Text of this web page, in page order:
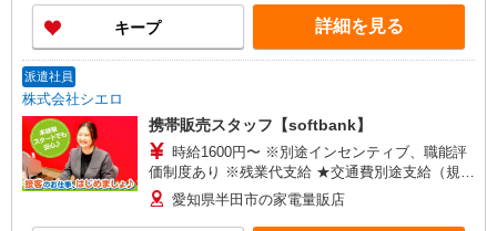
インセンティブ支給(規定有) ★月2回払い・週払い
可能（規程有）★ ゜・。○。・゜+゜・。○。・゜
+゜
キープ 詳細を見る
派遣社員
株式会社シエロ
携帯販売スタッフ【softbank】
時給1600円〜 ※別途インセンティブ、職能評
価制度あり ※残業代支給 ★交通費別途支給（規定
あり） ゜+゜・。○。・゜+゜・。○。・゜+゜ 入
社祝い金10万円支給(規定有) お友達を紹介頂くと,
愛知県半田市の家電量販店